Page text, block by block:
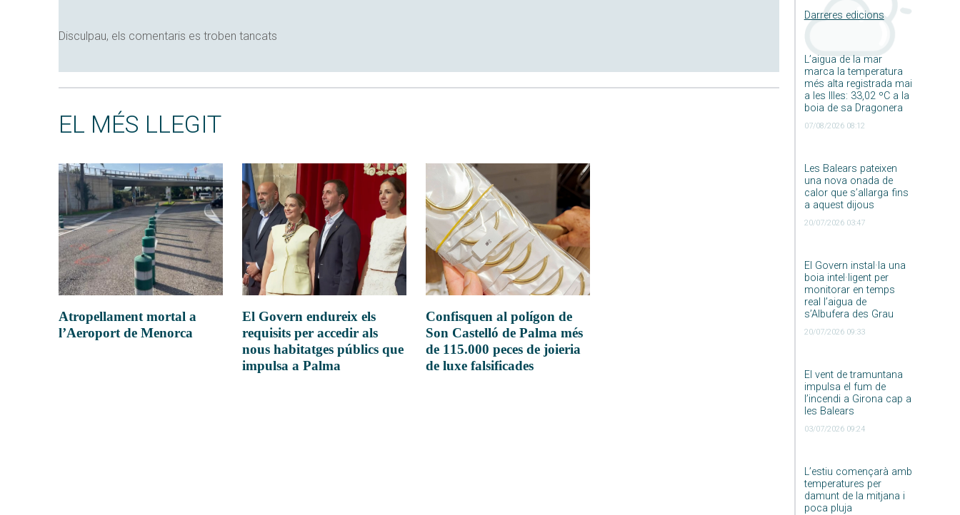
Darreres edicions
L’aigua de la mar
marca la temperatura
més alta registrada mai
a les Illes: 33,02 ºC a la
boia de sa Dragonera
07/08/2026 08:12
Les Balears pateixen
una nova onada de
calor que s’allarga fins
a aquest dijous
20/07/2026 03:47
El Govern instal·la una
boia intel·ligent per
monitorar en temps
real l’aigua de
s’Albufera des Grau
20/07/2026 09:33
El vent de tramuntana
impulsa el fum de
l’incendi a Girona cap a
les Balears
03/07/2026 09:24
L’estiu començarà amb
temperatures per
damunt de la mitjana i
poca pluja
Disculpau, els comentaris es troben tancats
EL MÉS LLEGIT
Atropellament mortal a
l’Aeroport de Menorca
El Govern endureix els
requisits per accedir als
nous habitatges públics que
impulsa a Palma
Confisquen al polígon de
Son Castelló de Palma més
de 115.000 peces de joieria
de luxe falsificades